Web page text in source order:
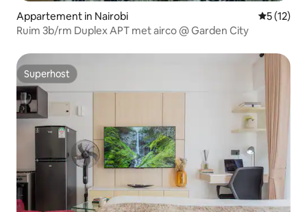
Appartement in Nairobi
5 (12)
Ruim 3b/rm Duplex APT met airco @ Garden City
Superhost
Superhost